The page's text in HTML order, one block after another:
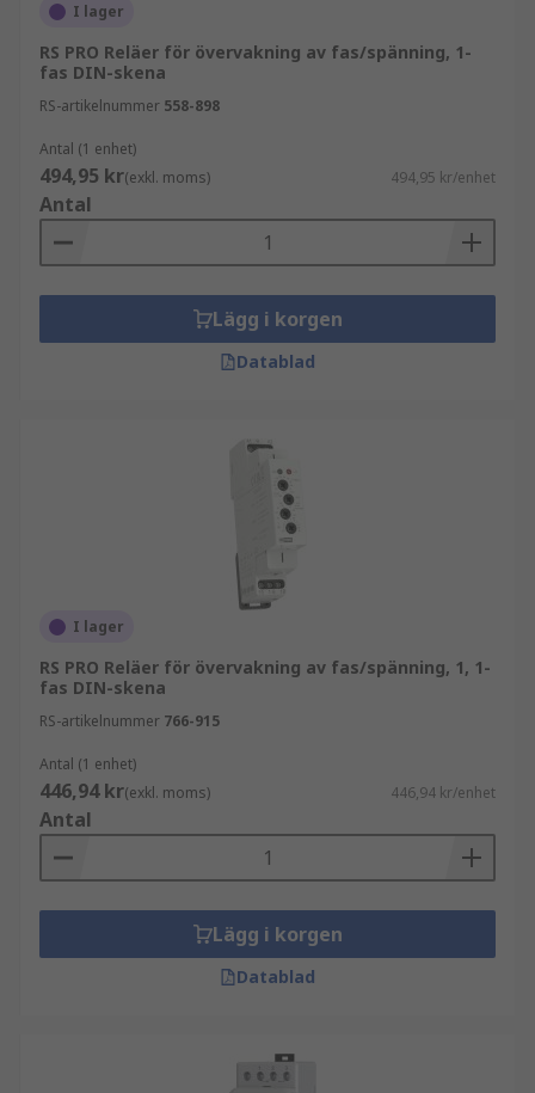
I lager
RS PRO Reläer för övervakning av fas/spänning, 1-
fas DIN-skena
RS-artikelnummer 558-898
Antal (1 enhet)
494,95 kr(exkl. moms) 494,95 kr/enhet
Antal
Lägg i korgen
Datablad
I lager
RS PRO Reläer för övervakning av fas/spänning, 1, 1-
fas DIN-skena
RS-artikelnummer 766-915
Antal (1 enhet)
446,94 kr(exkl. moms) 446,94 kr/enhet
Antal
Lägg i korgen
Datablad